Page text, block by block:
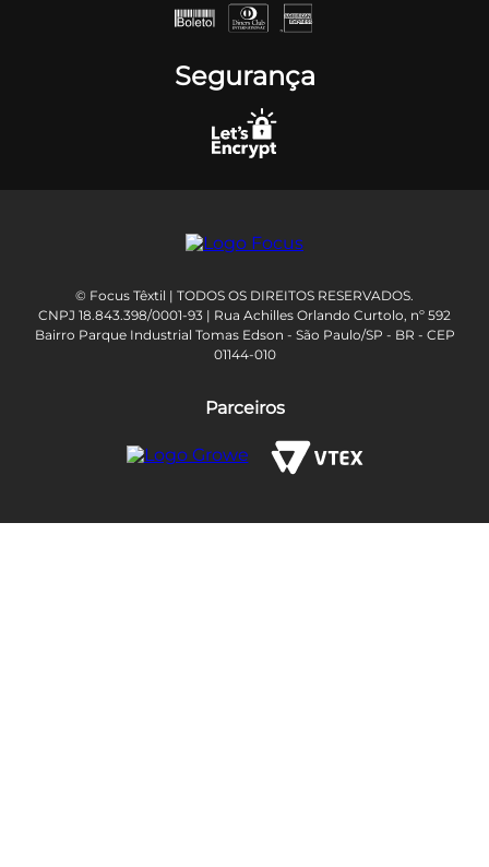
Segurança
© Focus Têxtil | TODOS OS DIREITOS RESERVADOS.
CNPJ 18.843.398/0001-93 | Rua Achilles Orlando Curtolo, nº 592
Bairro Parque Industrial Tomas Edson - São Paulo/SP - BR - CEP
01144-010
Parceiros